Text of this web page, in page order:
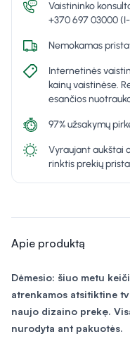
Vaistininko
+370 697 03000
Nemokamas
Internetinės
kainų vaistinėse.
esančios
97% užsakymų
Vyraujant aukštai
rinktis prekių
Apie produktą
Dėmesio: šiuo metu
atrenkamos atsitiktine
naujo dizaino prekę.
nurodyta ant pakuotės.